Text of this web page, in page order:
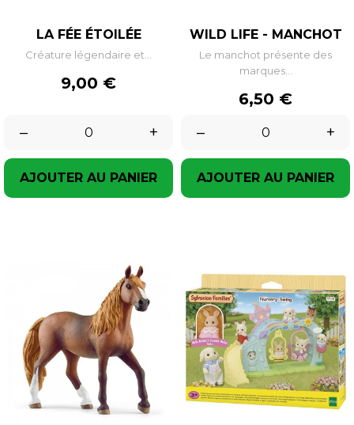
LA FÉE ÉTOILÉE
Créature légendaire et...
Prix
9,00 €
– +
AJOUTER AU PANIER
WILD LIFE - MANCHOT
Le manchot présente des
marques...
Prix
6,50 €
–
+
AJOUTER AU PANIER